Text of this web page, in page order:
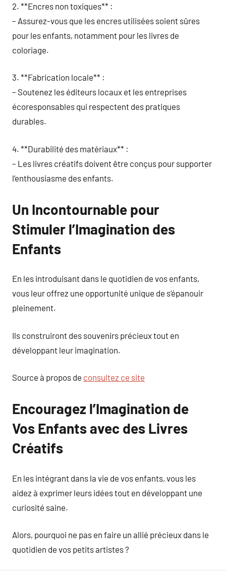
2. **Encres non toxiques** :
– Assurez-vous que les encres utilisées soient sûres
pour les enfants, notamment pour les livres de
coloriage.
3. **Fabrication locale** :
– Soutenez les éditeurs locaux et les entreprises
écoresponsables qui respectent des pratiques
durables.
4. **Durabilité des matériaux** :
– Les livres créatifs doivent être conçus pour supporter
l’enthousiasme des enfants.
Un Incontournable pour
Stimuler l’Imagination des
Enfants
En les introduisant dans le quotidien de vos enfants,
vous leur offrez une opportunité unique de s’épanouir
pleinement.
Ils construiront des souvenirs précieux tout en
développant leur imagination.
Source à propos de consultez ce site
Encouragez l’Imagination de
Vos Enfants avec des Livres
Créatifs
En les intégrant dans la vie de vos enfants, vous les
aidez à exprimer leurs idées tout en développant une
curiosité saine.
Alors, pourquoi ne pas en faire un allié précieux dans le
quotidien de vos petits artistes ?